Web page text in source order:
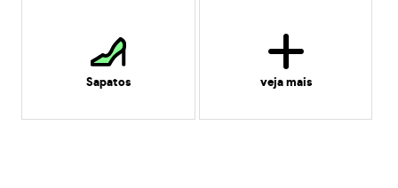
Sapatos veja mais